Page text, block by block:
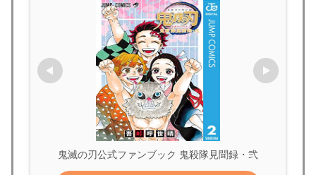
鬼滅の刃公式ファンブック 鬼殺隊見聞録・弐